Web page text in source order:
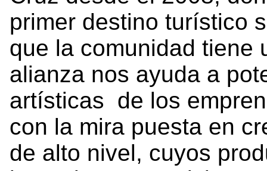
primer destino turístico
que la comunidad tiene
alianza nos ayuda a
artísticas de los
con la mira puesta en
de alto nivel, cuyos